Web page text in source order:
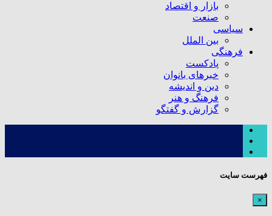
بازار و اقتصاد
صنعت
سیاسی
بین الملل
فرهنگی
پادکست
خبرهای بانوان
دین و اندیشه
فرهنگ و هنر
گزارش و گفتگو
فهرست سایت
×